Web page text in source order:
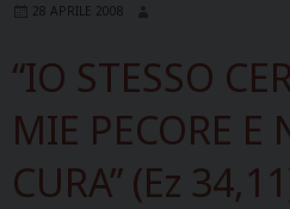
28 APRILE 2008
“IO STESSO
MIE PECORE E
CURA” (Ez